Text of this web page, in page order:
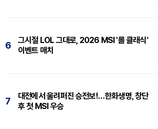
6
그시절 LOL 그대로, 2026 MSI '롤 클래식'
이벤트 매치
7
대전에서 울려퍼진 승전보!…한화생명, 창단
후 첫 MSI 우승